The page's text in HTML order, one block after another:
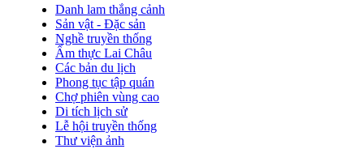
Danh lam thắng cảnh
Sản vật - Đặc sản
Nghề truyền thống
Ẩm thực Lai Châu
Các bản du lịch
Phong tục tập quán
Chợ phiên vùng cao
Di tích lịch sử
Lễ hội truyền thống
Thư viện ảnh